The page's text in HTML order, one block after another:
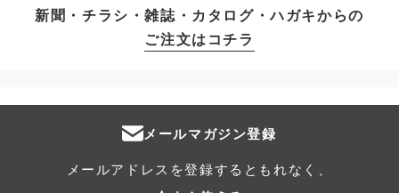
新聞・チラシ・雑誌・カタログ・ハガキからの
ご注文はコチラ
メールマガジン登録
メールアドレスを登録するともれなく、